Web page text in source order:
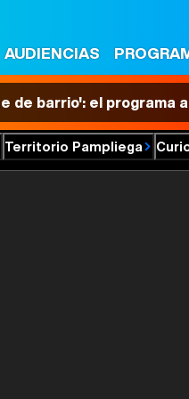
AUDIENCIAS
de barrio': el programa
Territorio Pampliega